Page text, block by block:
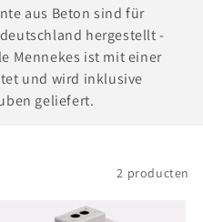
aus Beton sind für
hergestellt -
Mennekes ist mit einer
und wird inklusive
geliefert.
2 producten